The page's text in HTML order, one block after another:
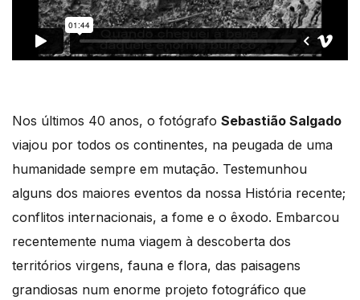
Nos últimos 40 anos, o fotógrafo Sebastião Salgado
viajou por todos os continentes, na peugada de uma
humanidade sempre em mutação. Testemunhou
alguns dos maiores eventos da nossa História recente;
conflitos internacionais, a fome e o êxodo. Embarcou
recentemente numa viagem à descoberta dos
territórios virgens, fauna e flora, das paisagens
grandiosas num enorme projeto fotográfico que